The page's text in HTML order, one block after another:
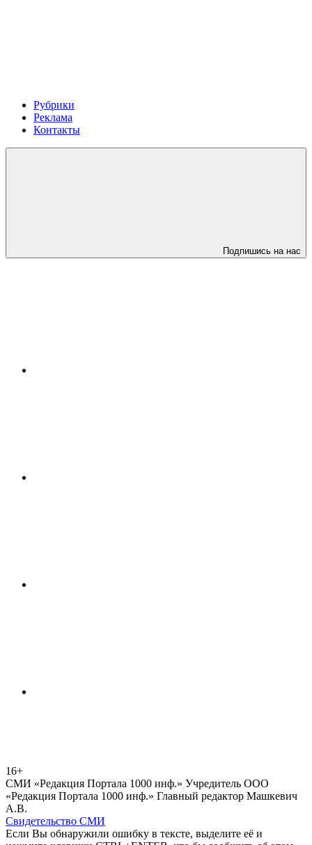
Рубрики
Реклама
Контакты
Подпишись на нас
16+
СМИ «Редакция Портала 1000 инф.» Учредитель ООО
«Редакция Портала 1000 инф.» Главный редактор Машкевич
А.В.
Свидетельство СМИ
Если Вы обнаружили ошибку в тексте, выделите её и